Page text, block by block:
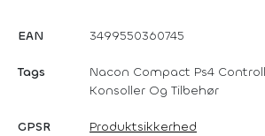
EAN 3499550360745
Tags
Nacon Compact Ps4
Konsoller Og Tilbehør
GPSR Produktsikkerhed